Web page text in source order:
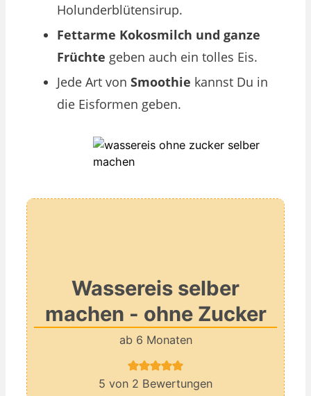
Holunderblütensirup.
Fettarme Kokosmilch und ganze
Früchte geben auch ein tolles Eis.
Jede Art von Smoothie kannst Du in
die Eisformen geben.
Wassereis selber
machen - ohne Zucker
ab 6 Monaten
5 von 2 Bewertungen